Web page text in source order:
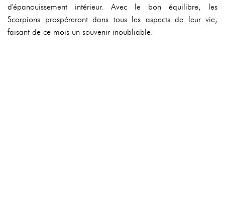
d'épanouissement intérieur. Avec le bon équilibre, les
Scorpions prospéreront dans tous les aspects de leur vie,
faisant de ce mois un souvenir inoubliable.